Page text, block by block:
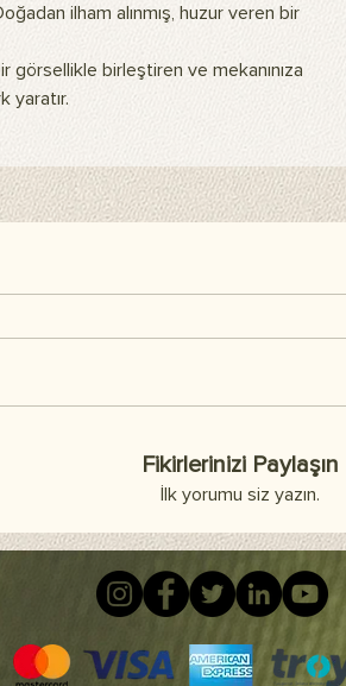
ilham alınmış, huzur veren bir
birleştiren ve mekanınıza
yaratır.
Fikirlerinizi Paylaşın
İlk yorumu siz yazın.